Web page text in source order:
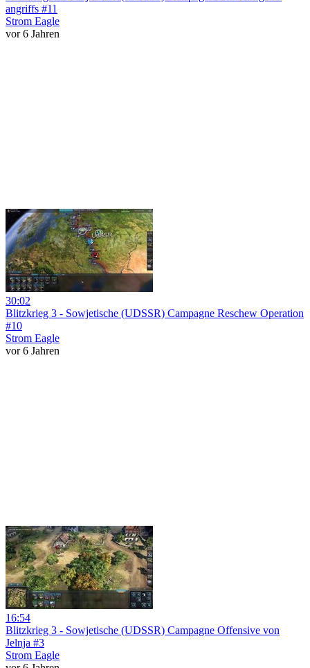
angriffs #11
Strom Eagle
vor 6 Jahren
30:02
Blitzkrieg 3 - Sowjetische (UDSSR) Campagne Reschew Operation
#10
Strom Eagle
vor 6 Jahren
16:54
Blitzkrieg 3 - Sowjetische (UDSSR) Campagne Offensive von
Jelnja #3
Strom Eagle